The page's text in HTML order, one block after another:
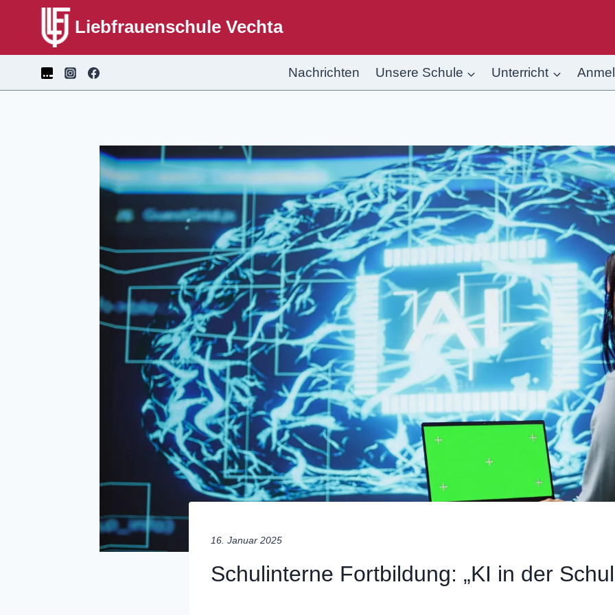
Liebfrauenschule Vechta
Nachrichten Unsere Schule Unterricht
16. Januar 2025
Schulinterne Fortbildung: „KI in der